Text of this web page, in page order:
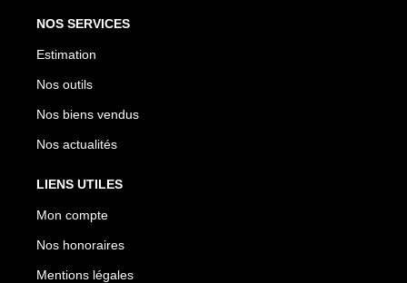
NOS SERVICES
Estimation
Nos outils
Nos biens vendus
Nos actualités
LIENS UTILES
Mon compte
Nos honoraires
Mentions légales